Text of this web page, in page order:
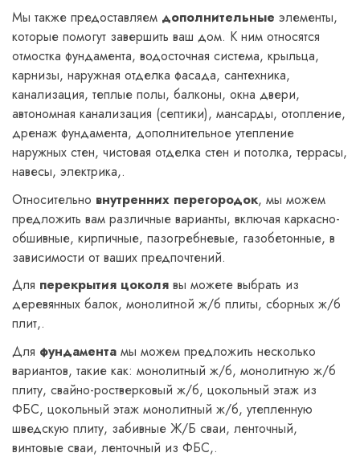
Мы также предоставляем дополнительные элементы,
которые помогут завершить ваш дом. К ним относятся
отмостка фундамента, водосточная система, крыльца,
карнизы, наружная отделка фасада, сантехника,
канализация, теплые полы, балконы, окна двери,
автономная канализация (септики), мансарды, отопление,
дренаж фундамента, дополнительное утепление
наружных стен, чистовая отделка стен и потолка, террасы,
навесы, электрика,.
Относительно внутренних перегородок, мы можем
предложить вам различные варианты, включая каркасно-
обшивные, кирпичные, пазогребневые, газобетонные, в
зависимости от ваших предпочтений.
Для перекрытия цоколя вы можете выбрать из
деревянных балок, монолитной ж/б плиты, сборных ж/б
плит,.
Для фундамента мы можем предложить несколько
вариантов, такие как: монолитный ж/б, монолитную ж/б
плиту, свайно-ростверковый ж/б, цокольный этаж из
ФБС, цокольный этаж монолитный ж/б, утепленную
шведскую плиту, забивные Ж/Б сваи, ленточный,
винтовые сваи, ленточный из ФБС,.